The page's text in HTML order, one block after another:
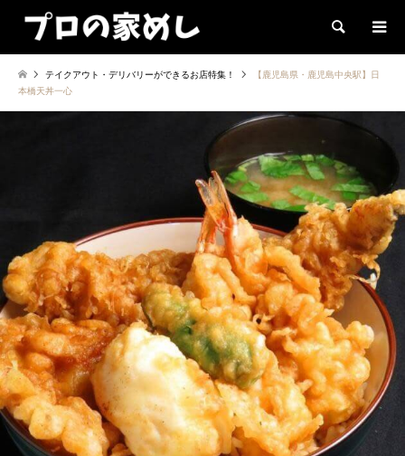
検索
テイクアウト・デリバリーができるお店特集！
【鹿児島県・鹿児島中央駅】日
本橋天丼一心